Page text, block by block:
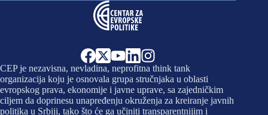
CEP je nezavisna, nevladina, neprofitna think tank
organizacija koju je osnovala grupa stručnjaka u oblasti
evropskog prava, ekonomije i javne uprave, sa zajedničkim
ciljem da doprinesu unapređenju okruženja za kreiranje javnih
politika u Srbiji, tako što će ga učiniti transparentnijim i